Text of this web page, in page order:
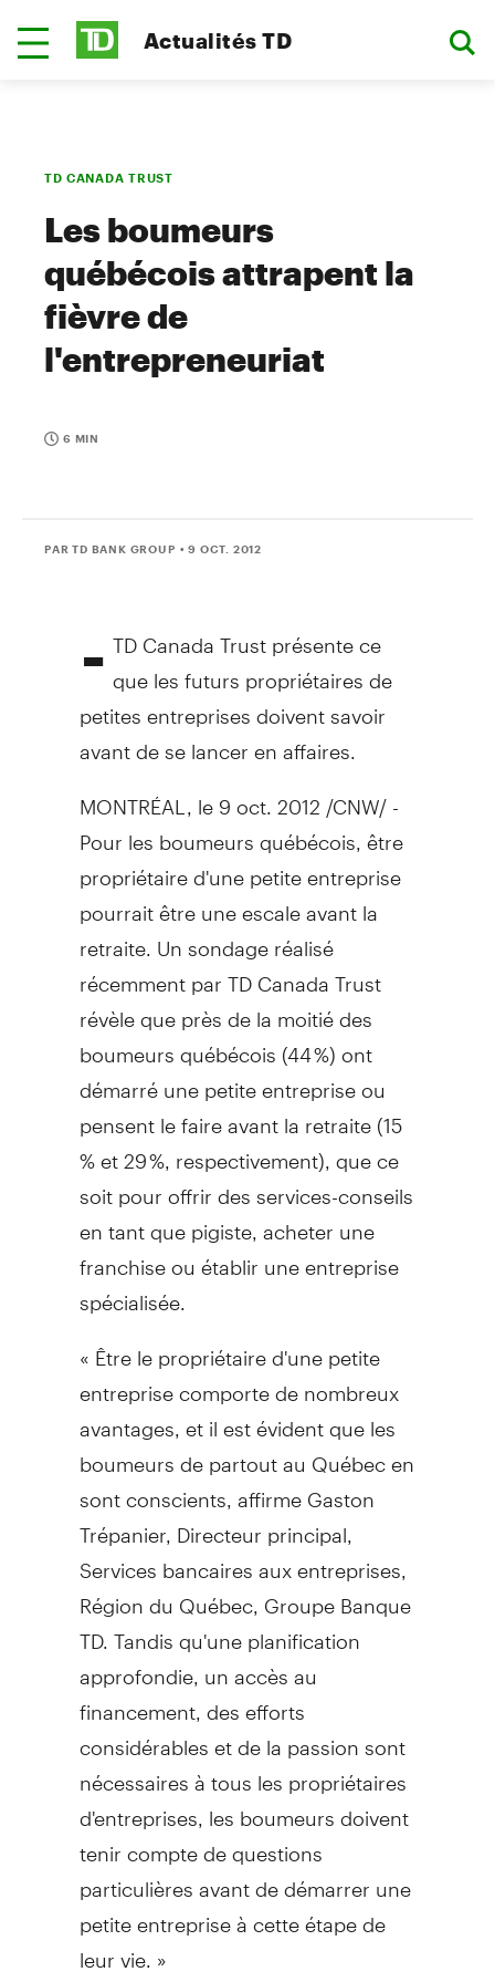
Actualités TD
TD CANADA TRUST
Les boumeurs
québécois attrapent la
fièvre de
l'entrepreneuriat
6 MIN
PAR TD BANK GROUP • 9 OCT. 2012
- TD Canada Trust présente ce
que les futurs propriétaires de
petites entreprises doivent savoir
avant de se lancer en affaires.
MONTRÉAL, le 9 oct. 2012 /CNW/ -
Pour les boumeurs québécois, être
propriétaire d'une petite entreprise
pourrait être une escale avant la
retraite. Un sondage réalisé
récemment par TD Canada Trust
révèle que près de la moitié des
boumeurs québécois (44 %) ont
démarré une petite entreprise ou
pensent le faire avant la retraite (15
% et 29 %, respectivement), que ce
soit pour offrir des services-conseils
en tant que pigiste, acheter une
franchise ou établir une entreprise
spécialisée.
« Être le propriétaire d'une petite
entreprise comporte de nombreux
avantages, et il est évident que les
boumeurs de partout au Québec en
sont conscients, affirme Gaston
Trépanier, Directeur principal,
Services bancaires aux entreprises,
Région du Québec, Groupe Banque
TD. Tandis qu'une planification
approfondie, un accès au
financement, des efforts
considérables et de la passion sont
nécessaires à tous les propriétaires
d'entreprises, les boumeurs doivent
tenir compte de questions
particulières avant de démarrer une
petite entreprise à cette étape de
leur vie. »